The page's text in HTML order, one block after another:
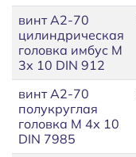
винт A2-70
цилиндрическая
головка имбус М
3х 10 DIN 912
винт A2-70
полукруглая
головка М 4х 10
DIN 7985